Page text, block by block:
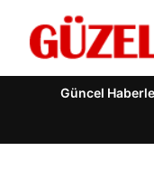
Güncel